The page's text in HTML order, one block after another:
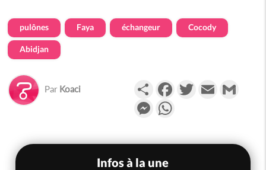
pulônes Faya échangeur Cocody
Abidjan
Par Koaci PartagerFacebookTwitterEmail
Messenger
Infos à la une